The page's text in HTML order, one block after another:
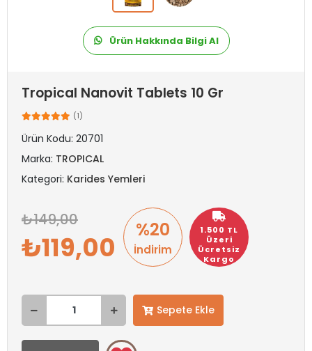
Ürün Hakkında Bilgi Al
Tropical Nanovit Tablets 10 Gr
(1)
Ürün Kodu: 20701
Marka: TROPICAL
Kategori: Karides Yemleri
1.500 TL
Üzeri
Ücretsiz
Kargo
%20
İndirim
149,00
119,00
Sepete Ekle